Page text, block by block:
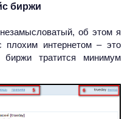
биржи
об этом я
интернетом – это
тратится минимум